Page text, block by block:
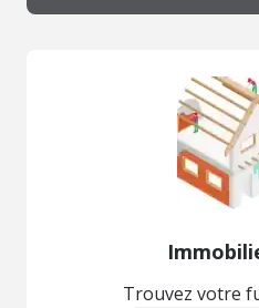
Trouvez votre